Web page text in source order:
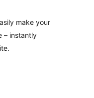
make your
– instantly